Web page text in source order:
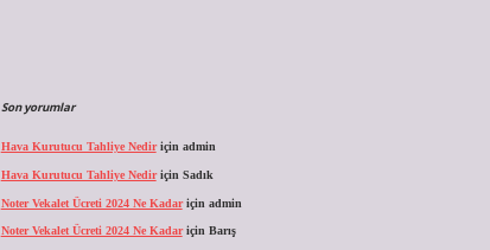
Son yorumlar
Hava Kurutucu Tahliye Nediriçin admin
Hava Kurutucu Tahliye Nediriçin Sadık
Noter Vekalet Ücreti 2024 Ne Kadariçin admin
Noter Vekalet Ücreti 2024 Ne Kadariçin Barış